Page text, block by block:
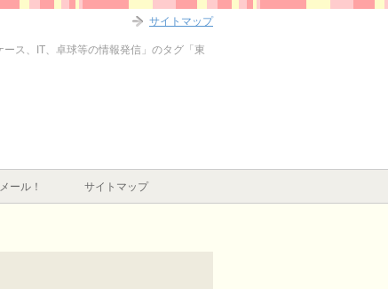
ース、IT、卓球等の情報発信」のタグ「東
ール！ サイトマップ
サイトマップ